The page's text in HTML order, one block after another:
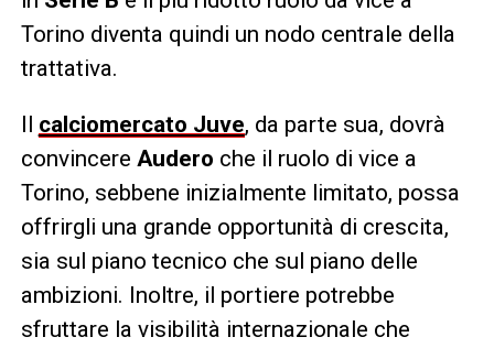
Torino diventa quindi un nodo centrale della
trattativa.
Il calciomercato Juve, da parte sua, dovrà
convincere Audero che il ruolo di vice a
Torino, sebbene inizialmente limitato, possa
offrirgli una grande opportunità di crescita,
sia sul piano tecnico che sul piano delle
ambizioni. Inoltre, il portiere potrebbe
sfruttare la visibilità internazionale che